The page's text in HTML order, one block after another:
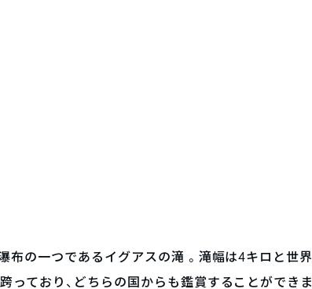
布の一つであるイグアスの滝 。滝幅は4キロと世界
っており、どちらの国からも鑑賞することができま